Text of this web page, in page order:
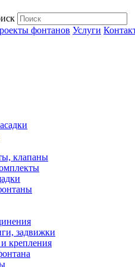
фонтанов Услуги
клапаны
задвижки
крепления